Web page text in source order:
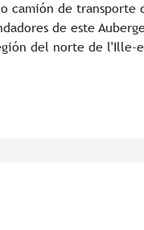
camión de transporte
de este
del norte de l'Ille-